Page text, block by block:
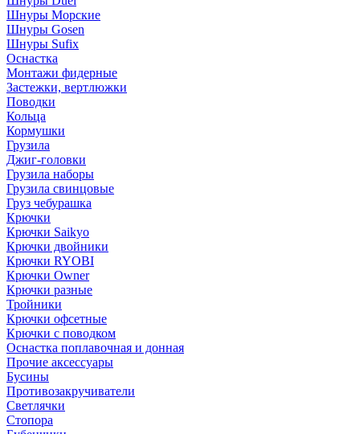
Шнуры Морские
Шнуры Gosen
Шнуры Sufix
Оснастка
Монтажи фидерные
Застежки, вертлюжки
Поводки
Кольца
Кормушки
Грузила
Джиг-головки
Грузила наборы
Грузила свинцовые
Груз чебурашка
Крючки
Крючки Saikyo
Крючки двойники
Крючки RYOBI
Крючки Owner
Крючки разные
Тройники
Крючки офсетные
Крючки с поводком
Оснастка поплавочная и донная
Прочие аксессуары
Бусины
Противозакручиватели
Светлячки
Стопора